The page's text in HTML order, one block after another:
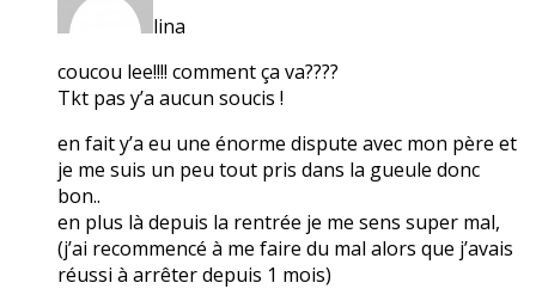
lina
coucou lee!!!! comment ça va????
Tkt pas y’a aucun soucis !
en fait y’a eu une énorme dispute avec mon père et
je me suis un peu tout pris dans la gueule donc
bon..
en plus là depuis la rentrée je me sens super mal,
(j’ai recommencé à me faire du mal alors que j’avais
réussi à arrêter depuis 1 mois)